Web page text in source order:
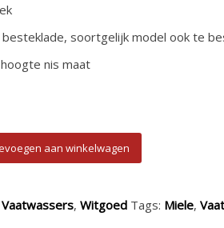
soortgelijk model ook te
hoogte nis maat
vaatwasser G5668 SCVI XXL aantal
aan winkelwagen
Vaatwassers, Witgoed Tags: Miele,